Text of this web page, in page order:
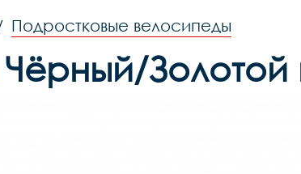
Подростковые велосипеды